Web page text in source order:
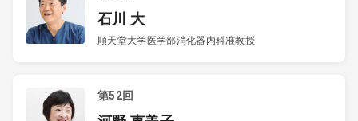
石川 大
順天堂大学医学部消化器内科准教授
第52回